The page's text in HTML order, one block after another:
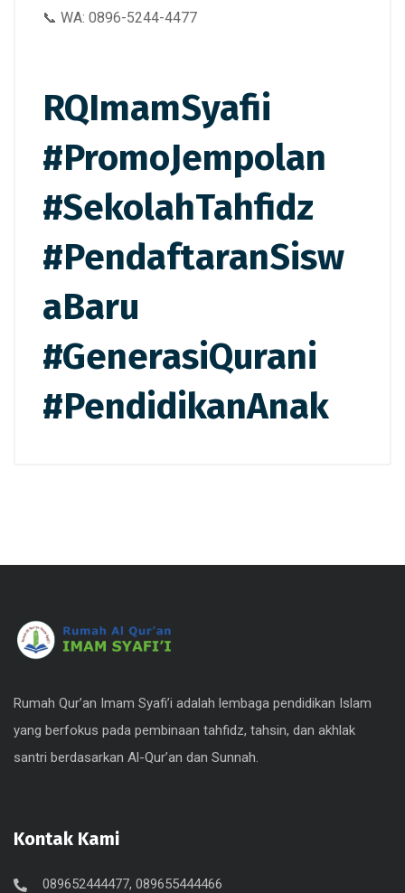
📞 WA: 0896-5244-4477
RQImamSyafii
#PromoJempolan
#SekolahTahfidz
#PendaftaranSisw
aBaru
#GenerasiQurani
#PendidikanAnak
Rumah Qur’an Imam Syafi’i adalah lembaga pendidikan Islam
yang berfokus pada pembinaan tahfidz, tahsin, dan akhlak
santri berdasarkan Al-Qur’an dan Sunnah.
Kontak Kami
089652444477, 089655444466